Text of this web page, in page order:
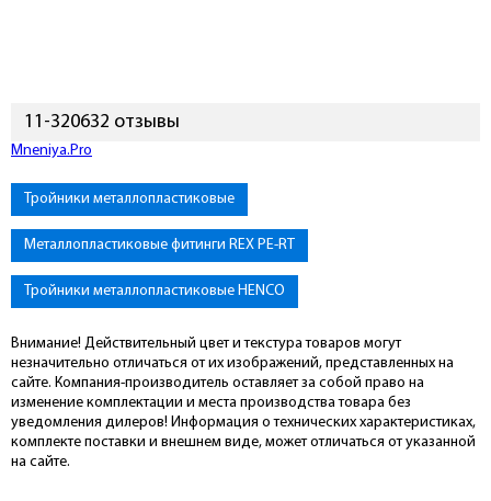
11-320632 отзывы
Mneniya.Pro
Тройники металлопластиковые
Металлопластиковые фитинги REX PE-RT
Тройники металлопластиковые HENCO
Внимание! Действительный цвет и текстура товаров могут
незначительно отличаться от их изображений, представленных на
сайте. Компания-производитель оставляет за собой право на
изменение комплектации и места производства товара без
уведомления дилеров! Информация о технических характеристиках,
комплекте поставки и внешнем виде, может отличаться от указанной
на сайте.